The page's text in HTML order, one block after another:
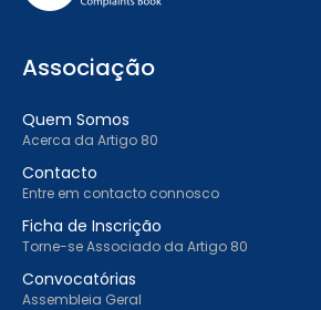
Associação
Quem Somos
Acerca da Artigo 80
Contacto
Entre em contacto connosco
Ficha de Inscrição
Torne-se Associado da Artigo 80
Convocatórias
Assembleia Geral